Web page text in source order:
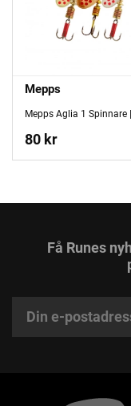
Mepps
Mepps Aglia 1 Spinnare |
80 kr
Få Runes